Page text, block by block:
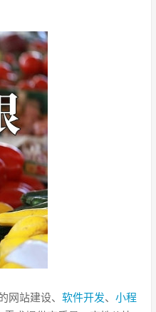
网站建设、 软件开发、 小程